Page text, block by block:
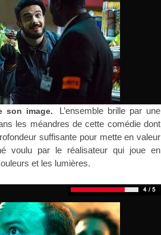
son image.
L’ensemble brille par une
les méandres de cette comédie dont
suffisante pour mette en valeur
voulu par le réalisateur qui joue en
et les lumières.